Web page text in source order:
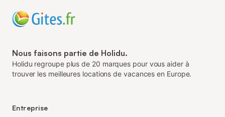
Nous faisons partie de Holidu.
Holidu regroupe plus de 20 marques pour vous aider à
trouver les meilleures locations de vacances en Europe.
Entreprise